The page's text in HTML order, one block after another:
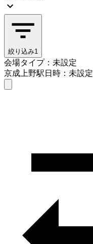
絞り込み1
会場タイプ：未設定
京成上野駅日時：未設定